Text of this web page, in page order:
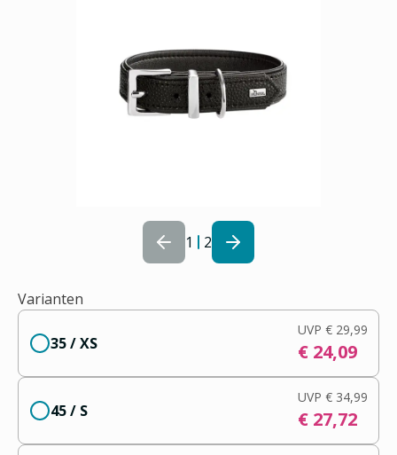
1 2
Varianten
35 / XS
UVP € 29,99
€ 24,09
45 / S
UVP € 34,99
€ 27,72